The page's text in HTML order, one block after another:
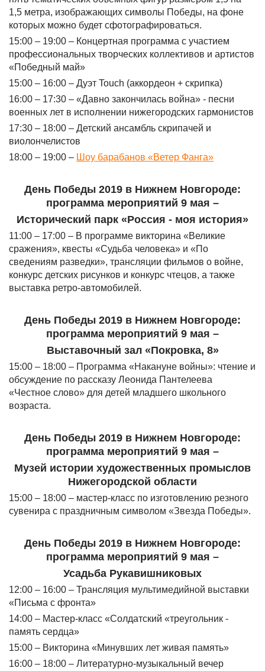
1,5 метра, изображающих символы Победы, на фоне
которых можно будет сфотографироваться.
15:00 – 19:00 – Концертная программа с участием
профессиональных творческих коллективов и артистов
«Победный май»
15:00 – 16:00 – Дуэт Touch (аккордеон + скрипка)
16:00 – 17:30 – «Давно закончилась война» - песни
военных лет в исполнении нижегородских гармонистов
17:30 – 18:00 – Детский ансамбль скрипачей и
виолончелистов
18:00 – 19:00 – Шоу барабанов «Ветер Фанга»
День Победы 2019 в Нижнем Новгороде:
программа мероприятий 9 мая –
Исторический парк «Россия - моя история»
11:00 – 17:00 – В программе викторина «Великие
сражения», квесты «Судьба человека» и «По
сведениям разведки», трансляции фильмов о войне,
конкурс детских рисунков и конкурс чтецов, а также
выставка ретро-автомобилей.
День Победы 2019 в Нижнем Новгороде:
программа мероприятий 9 мая –
Выставочный зал «Покровка, 8»
15:00 – 18:00 – Программа «Накануне войны»: чтение и
обсуждение по рассказу Леонида Пантелеева
«Честное слово» для детей младшего школьного
возраста.
День Победы 2019 в Нижнем Новгороде:
программа мероприятий 9 мая –
Музей истории художественных промыслов
Нижегородской области
15:00 – 18:00 – мастер-класс по изготовлению резного
сувенира с праздничным символом «Звезда Победы».
День Победы 2019 в Нижнем Новгороде:
программа мероприятий 9 мая –
Усадьба Рукавишниковых
12:00 – 16:00 – Трансляция мультимедийной выставки
«Письма с фронта»
14:00 – Мастер-класс «Солдатский «треугольник -
память сердца»
15:00 – Викторина «Минувших лет живая память»
16:00 – 18:00 – Литературно-музыкальный вечер